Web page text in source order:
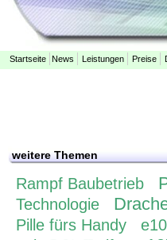
Startseite News Leistungen Preise
weitere Themen
Rampf Baubetrieb
Technologie
Pille fürs Handy